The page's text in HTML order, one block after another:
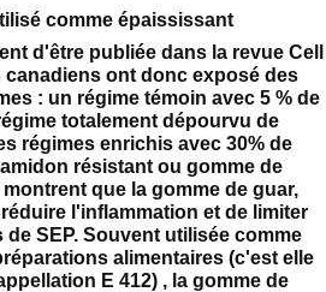
comme épaississant
d'être publiée dans la revue Cell
ont donc exposé des
: un régime témoin avec 5 % de
totalement dépourvu de
régimes enrichis avec 30% de
résistant ou gomme de
que la gomme de guar,
l'inflammation et de limiter
de SEP. Souvent utilisée comme
alimentaires (c'est elle
E 412) , la gomme de